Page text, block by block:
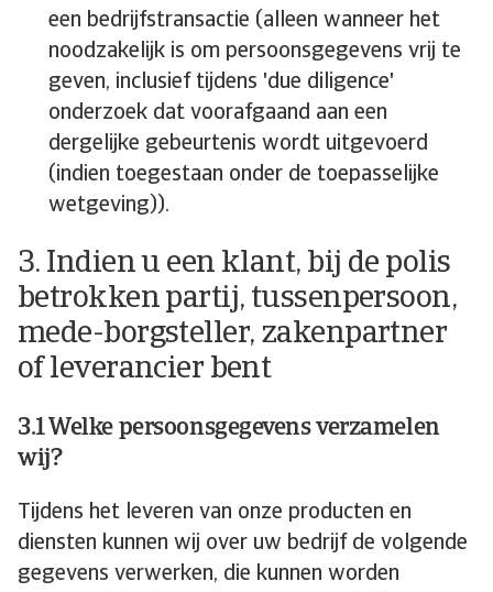
een bedrijfstransactie (alleen wanneer het
noodzakelijk is om persoonsgegevens vrij te
geven, inclusief tijdens 'due diligence'
onderzoek dat voorafgaand aan een
dergelijke gebeurtenis wordt uitgevoerd
(indien toegestaan onder de toepasselijke
wetgeving)).
3. Indien u een klant, bij de polis
betrokken partij, tussenpersoon,
mede-borgsteller, zakenpartner
of leverancier bent
3.1 Welke persoonsgegevens verzamelen
wij?
Tijdens het leveren van onze producten en
diensten kunnen wij over uw bedrijf de volgende
gegevens verwerken, die kunnen worden